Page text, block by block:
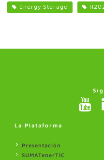
Energy Storage
La Plataforma
Presentación
SUMATenerTIC